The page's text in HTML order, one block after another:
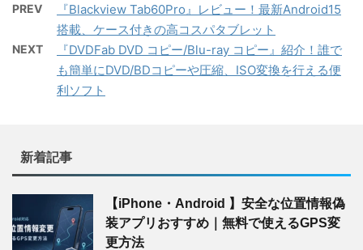
PREV
『Blackview Tab60Pro』レビュー！最新Android15
搭載、ケース付きの高コスパタブレット
NEXT
『DVDFab DVD コピー/Blu-ray コピー』紹介！誰で
も簡単にDVD/BDコピーや圧縮、ISO変換を行える便
利ソフト
新着記事
【iPhone・Android 】安全な位置情報偽
装アプリおすすめ｜無料で使えるGPS変
更方法